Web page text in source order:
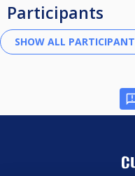
Participants